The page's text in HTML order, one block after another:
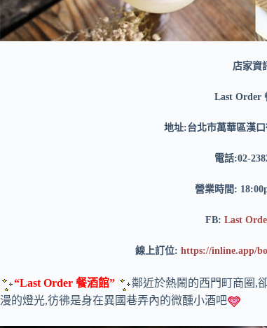
店家資
Last Order
地址:台北市萬華區漢
電話:02-
營業時間:
FB: Last
線上訂位:https://inline.app/
“Last Order 餐酒館”
鄰近於熱鬧的西門町商圈,
漫的燈光,彷彿是身在異國巷弄內的微醺小酒吧